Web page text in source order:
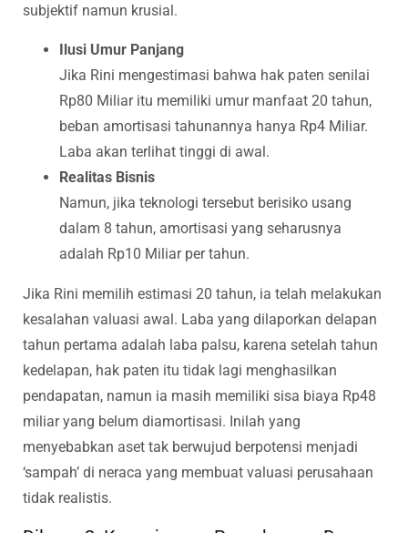
subjektif namun krusial.
Ilusi Umur Panjang
Jika Rini mengestimasi bahwa hak paten senilai
Rp80 Miliar itu memiliki umur manfaat 20 tahun,
beban amortisasi tahunannya hanya Rp4 Miliar.
Laba akan terlihat tinggi di awal.
Realitas Bisnis
Namun, jika teknologi tersebut berisiko usang
dalam 8 tahun, amortisasi yang seharusnya
adalah Rp10 Miliar per tahun.
Jika Rini memilih estimasi 20 tahun, ia telah melakukan
kesalahan valuasi awal. Laba yang dilaporkan delapan
tahun pertama adalah laba palsu, karena setelah tahun
kedelapan, hak paten itu tidak lagi menghasilkan
pendapatan, namun ia masih memiliki sisa biaya Rp48
miliar yang belum diamortisasi. Inilah yang
menyebabkan aset tak berwujud berpotensi menjadi
‘sampah’ di neraca yang membuat valuasi perusahaan
tidak realistis.